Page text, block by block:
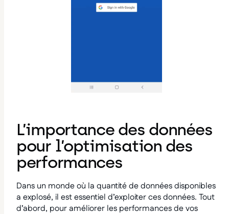
L’importance des données
pour l’optimisation des
performances
Dans un monde où la quantité de données disponibles
a explosé, il est essentiel d’exploiter ces données. Tout
d’abord, pour améliorer les performances de vos